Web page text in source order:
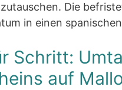
Die
in einen
Schritt:
auf